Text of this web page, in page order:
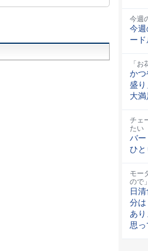
今週
今
ー
「
かつ
盛り
大満
チェ
たい
バー
ひと
モー
ので」
日
分は
あ
思